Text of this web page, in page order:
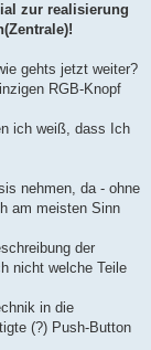
zur realisierung
gehts jetzt weiter?
RGB-Knopf
ich weiß, dass Ich
nehmen, da - ohne
am meisten Sinn
der
nicht welche Teile
in die
(?) Push-Button